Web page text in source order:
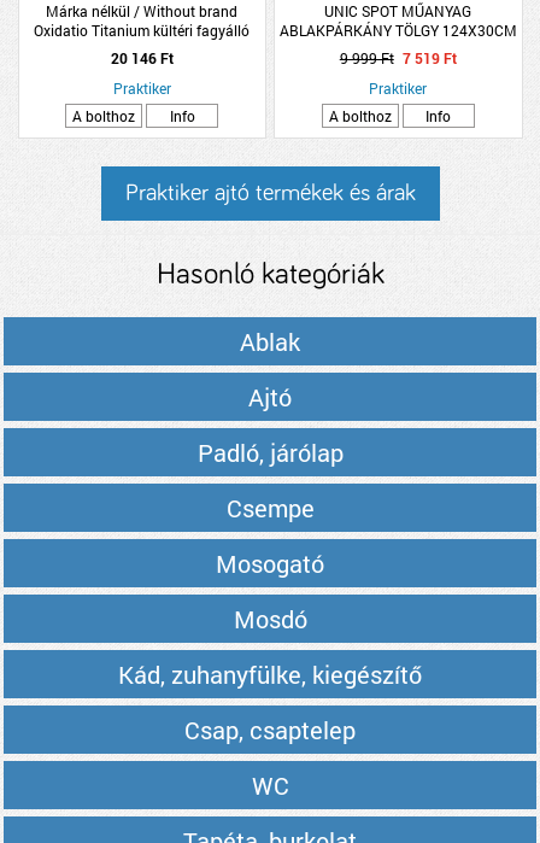
Márka nélkül / Without brand
Oxidatio Titanium kültéri fagyálló
60x120cm szürke rektifikált gres
padlólap
20 146 Ft
Praktiker
A bolthoz
Info
UNIC SPOT MŰANYAG
ABLAKPÁRKÁNY TÖLGY 124X30CM
9 999 Ft 7 519 Ft
Praktiker
A bolthoz
Info
Praktiker ajtó termékek és árak
Hasonló kategóriák
Ablak
Ajtó
Padló, járólap
Csempe
Mosogató
Mosdó
Kád, zuhanyfülke, kiegészítő
Csap, csaptelep
WC